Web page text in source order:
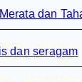
dan
dan seragam